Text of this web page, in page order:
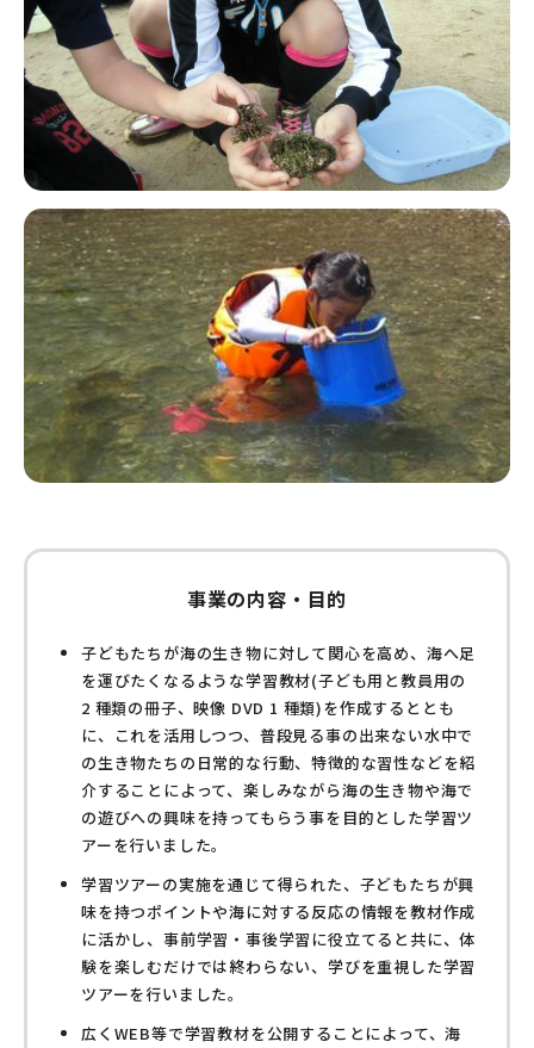
事業の内容・目的
子どもたちが海の生き物に対して関心を高め、海へ足
を運びたくなるような学習教材(子ども用と教員用の
2 種類の冊子、映像 DVD 1 種類)を作成するととも
に、これを活用しつつ、普段見る事の出来ない水中で
の生き物たちの日常的な行動、特徴的な習性などを紹
介することによって、楽しみながら海の生き物や海で
の遊びへの興味を持ってもらう事を目的とした学習ツ
アーを行いました。
学習ツアーの実施を通じて得られた、子どもたちが興
味を持つポイントや海に対する反応の情報を教材作成
に活かし、事前学習・事後学習に役立てると共に、体
験を楽しむだけでは終わらない、学びを重視した学習
ツアーを行いました。
広くWEB等で学習教材を公開することによって、海